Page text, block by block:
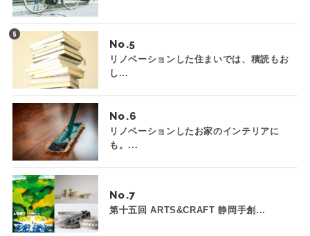
No.
リノベーションした住まいでは、積読もお
し...
No.
リノベーションしたお家のインテリアに
も。...
No.
第十五回 ARTS&CRAFT 静岡手創...